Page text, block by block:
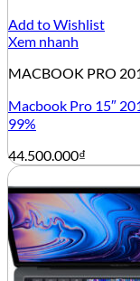
Add to Wishlist
Xem nhanh
MACBOOK PRO
Macbook Pro 15″
99%
44.500.000₫